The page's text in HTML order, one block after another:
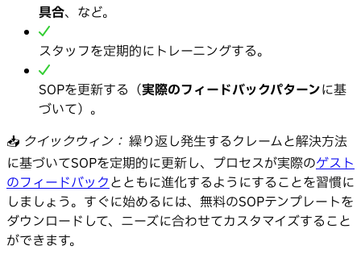
具合、など。
スタッフを定期的にトレーニングする。
SOPを更新する（実際のフィードバックパターンに基
づいて）。
📥 クイックウィン： 繰り返し発生するクレームと解決方法
に基づいてSOPを定期的に更新し、プロセスが実際のゲスト
のフィードバックとともに進化するようにすることを習慣に
しましょう。すぐに始めるには、無料のSOPテンプレートを
ダウンロードして、ニーズに合わせてカスタマイズすること
ができます。